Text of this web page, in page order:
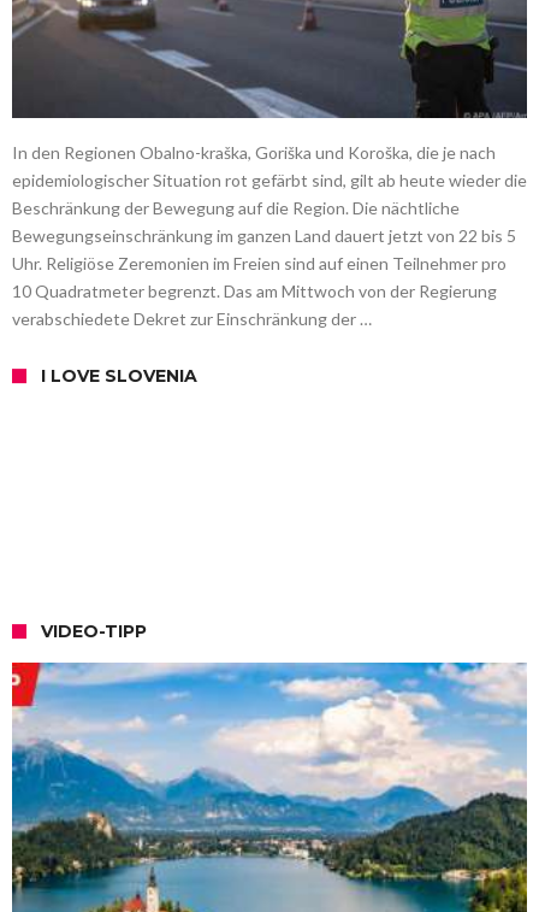
In den Regionen Obalno-kraška, Goriška und Koroška, ​​die je nach
epidemiologischer Situation rot gefärbt sind, gilt ab heute wieder die
Beschränkung der Bewegung auf die Region. Die nächtliche
Bewegungseinschränkung im ganzen Land dauert jetzt von 22 bis 5
Uhr. Religiöse Zeremonien im Freien sind auf einen Teilnehmer pro
10 Quadratmeter begrenzt. Das am Mittwoch von der Regierung
verabschiedete Dekret zur Einschränkung der …
I LOVE SLOVENIA
VIDEO-TIPP